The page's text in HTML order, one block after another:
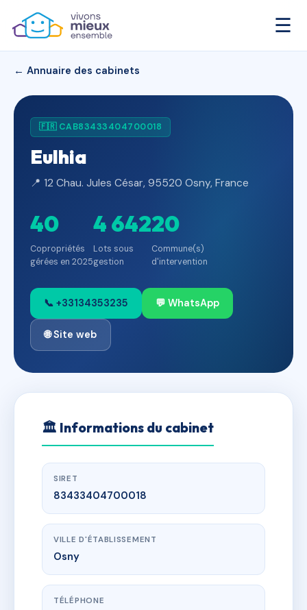
☰
← Annuaire des cabinets
🇫🇷 CAB83433404700018
Eulhia
📍 12 Chau. Jules César, 95520 Osny, France
40
Copropriétés
gérées en 2025
4 642
Lots sous
gestion
20
Commune(s)
d'intervention
📞 +33134353235 💬 WhatsApp
🌐 Site web
🏛 Informations du cabinet
SIRET
83433404700018
VILLE D'ÉTABLISSEMENT
Osny
TÉLÉPHONE